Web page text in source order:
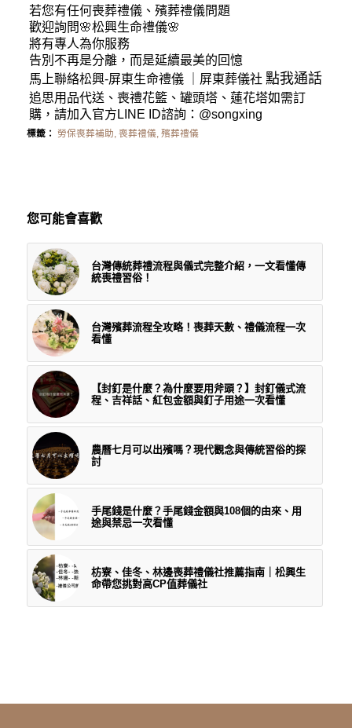
若您有任何喪葬禮儀、殯葬禮儀問題
歡迎詢問🌸松興生命禮儀🌸
將有專人為你服務
告別不再是分離，而是延續最美的回憶
馬上聯絡松興-屏東生命禮儀｜ 屏東葬儀社 點我通話
追思用品代送、喪禮花籃、罐頭塔、蓮花塔如需訂
購，請加入官方LINE ID諮詢： @songxing
標籤： 勞保喪葬補助 喪葬禮儀, 殯葬禮儀
您可能會喜歡
台灣傳統葬禮流程與儀式完整介紹，一文看懂傳
統喪禮習俗！
台灣殯葬流程全攻略！喪葬天數、禮儀流程一次
看懂
【封釘是什麼？為什麼要用斧頭？】封釘儀式流
程、吉祥話、紅包金額與釘子用途一次看懂
農曆七月可以出殯嗎？現代觀念與傳統習俗的探
討
手尾錢是什麼？手尾錢金額與108個的由來、用
途與禁忌一次看懂
枋寮、佳冬、林邊喪葬禮儀社推薦指南｜松興生
命帶您挑對高CP值葬儀社